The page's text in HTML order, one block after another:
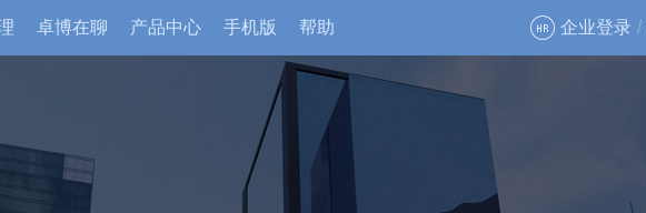
卓博在聊 产品中心 手机版 帮助 企业登录 /